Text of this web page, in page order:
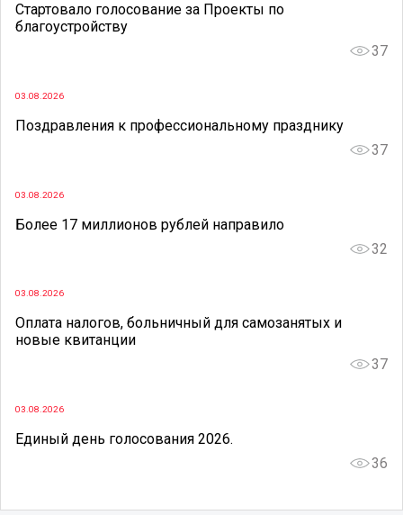
Стартовало голосование за Проекты по
благоустройству
37
03.08.2026
Поздравления к профессиональному празднику
37
03.08.2026
Более 17 миллионов рублей направило
32
03.08.2026
Оплата налогов, больничный для самозанятых и
новые квитанции
37
03.08.2026
Единый день голосования 2026.
36